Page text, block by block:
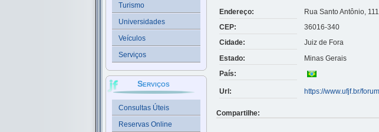
Turismo
Universidades
Veículos
Serviços
Serviços
Consultas Úteis
Reservas Online
Endereço:
Rua Santo Antônio,
CEP:
36016-340
Cidade:
Juiz de Fora
Estado:
Minas Gerais
País:
Url: https://www.ufjf.br/
Compartilhe: